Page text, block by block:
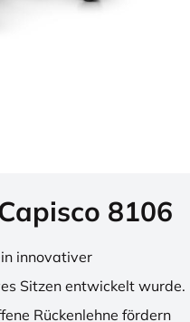
8106
innovativer
Sitzen entwickelt wurde.
Rückenlehne fördern